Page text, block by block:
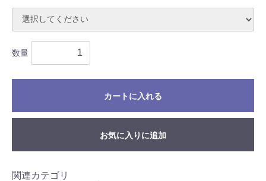
数量
カートに入れる
お気に入りに追加
関連カテゴリ